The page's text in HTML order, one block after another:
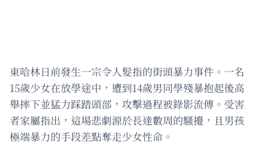
東哈林日前發生一宗令人髮指的街頭暴力事件。一名
15歲少女在放學途中，遭到14歲男同學殘暴抱起後高
舉摔下並猛力踩踏頭部，攻擊過程被錄影流傳。受害
者家屬指出，這場悲劇源於長達數周的騷擾，且男孩
極端暴力的手段差點奪走少女性命。